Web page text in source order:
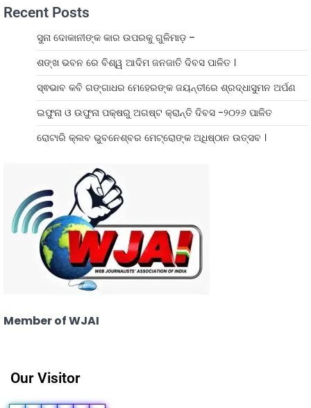
Recent Posts
ସୁନା ଦୋକାନୀଙ୍କ କାର ଉପରକୁ ଗୁଳିମାଡ଼ –
ଶଙ୍ଖ ଭବନ ରେ ବିଶ୍ୱ ଆଦିମ ଜନଜାତି ଦିବସ ପାଳିତ ।
ସ୍ଵଭାବ କବି ଗଙ୍ଗାଧର ମେହେରଙ୍କ ଜୟନ୍ତୀରେ ଶ୍ରଦ୍ଧାସୁମନ ଅର୍ପଣ
ଇଫୁନା ଓ ଉଫୁନା ପକ୍ଷରୁ ଅଗଷ୍ଟ କ୍ରାନ୍ତି ଦିବସ -୨୦୨୬ ପାଳିତ
ରୋଟାରି କ୍ଲବ ଭୁବନେଶ୍ବର ମେଟ୍ରୋଙ୍କ ଅଧିଷ୍ଠାନ ଉତ୍ସବ ।
Member of WJAI
Our Visitor